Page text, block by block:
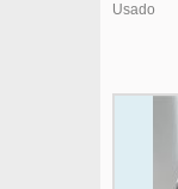
Usado